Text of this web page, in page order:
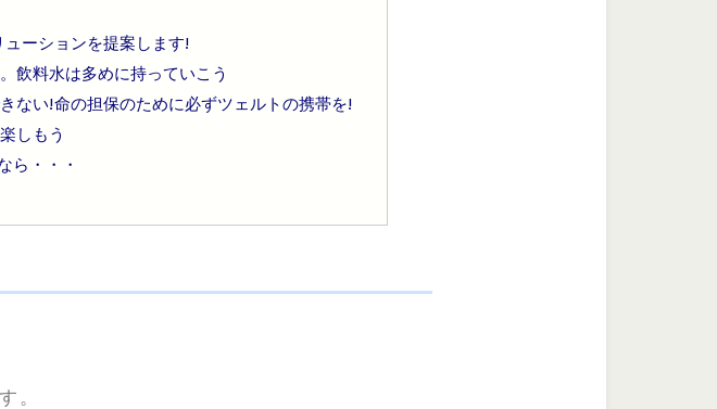
ーションを提案します!
飲料水は多めに持っていこう
ない!命の担保のために必ずツェルトの携帯を!
しもう
ら・・・
。